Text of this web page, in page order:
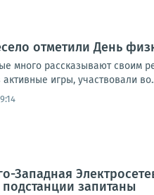
отметили День
много рассказывают своим
игры, участвовали
запитаны